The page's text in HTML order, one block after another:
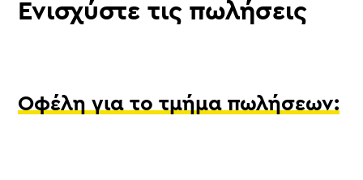
Ενισχύστε τις πωλήσεις
Οφέλη για το τμήμα πωλήσεων: